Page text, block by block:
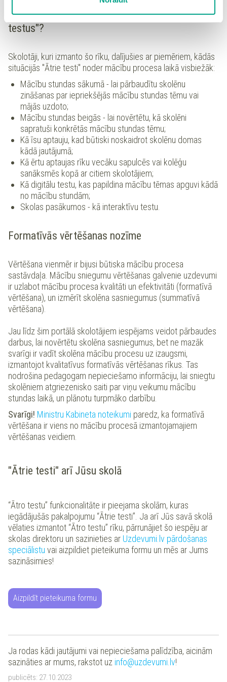
sīkdatņu politikuun ir iespēja atsaukt savu
piekrišanu sadaļā “Sīkdatņu iestatījumi”.
Kādās situācijās skolotāji izmanto "Ātros
testus"?
Skolotāji, kuri izmanto šo rīku, dalījušies ar piemēriem, kādās
situācijās "Ātrie testi" noder mācību procesa laikā visbiežāk:
Mācību stundas sākumā - lai pārbaudītu skolēnu
zināšanas par iepriekšējās mācību stundas tēmu vai
mājās uzdoto;
Mācību stundas beigās - lai novērtētu, kā skolēni
sapratuši konkrētās mācību stundas tēmu;
Kā īsu aptauju, kad būtiski noskaidrot skolēnu domas
kādā jautājumā;
Kā ērtu aptaujas rīku vecāku sapulcēs vai kolēģu
sanāksmēs kopā ar citiem skolotājiem;
Kā digitālu testu, kas papildina mācību tēmas apguvi kādā
no mācību stundām;
Skolas pasākumos - kā interaktīvu testu.
Formatīvās vērtēšanas nozīme
Vērtēšana vienmēr ir bijusi būtiska mācību procesa
sastāvdaļa. Mācību sniegumu vērtēšanas galvenie uzdevumi
ir uzlabot mācību procesa kvalitāti un efektivitāti (formatīvā
vērtēšana), un izmērīt skolēna sasniegumus (summatīvā
vērtēšana).
Jau līdz šim portālā skolotājiem iespējams veidot pārbaudes
darbus, lai novērtētu skolēna sasniegumus, bet ne mazāk
svarīgi ir vadīt skolēna mācību procesu uz izaugsmi,
izmantojot kvalitatīvus formatīvās vērtēšanas rīkus. Tas
nodrošina pedagogam nepieciešamo informāciju, lai sniegtu
skolēniem atgriezenisko saiti par viņu veikumu mācību
stundas laikā, un plānotu turpmāko darbību.
Svarīgi! Ministru Kabineta noteikumi paredz, ka formatīvā
vērtēšana ir viens no mācību procesā izmantojamajiem
vērtēšanas veidiem.
"Ātrie testi" arī Jūsu skolā
“Ātro testu” funkcionalitāte ir pieejama skolām, kuras
iegādājušās pakalpojumu “Ātrie testi”. Ja arī Jūs savā skolā
vēlaties izmantot “Ātro testu” rīku, pārrunājiet šo iespēju ar
skolas direktoru un sazinieties ar Uzdevumi.lv pārdošanas
speciālistu vai aizpildiet pieteikuma formu un mēs ar Jums
sazināsimies!
Aizpildīt pieteikuma formu
Ja rodas kādi jautājumi vai nepieciešama palīdzība, aicinām
sazināties ar mums, rakstot uz info@uzdevumi.lv!
publicēts: 27.10.2023